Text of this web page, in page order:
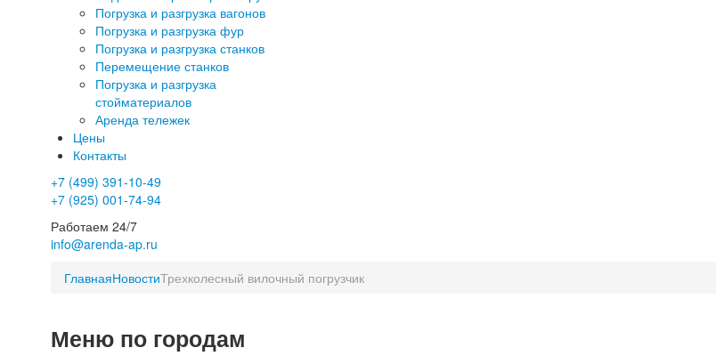
Погрузка и разгрузка вагонов
Погрузка и разгрузка фур
Погрузка и разгрузка станков
Перемещение станков
Погрузка и разгрузка
стойматериалов
Аренда тележек
Цены
Контакты
+7 (499) 391-10-49
+7 (925) 001-74-94
Работаем 24/7
info@arenda-ap.ru
ГлавнаяНовостиТрехколесный вилочный погрузчик
Меню по городам